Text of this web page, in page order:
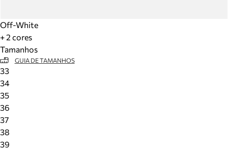
Off-White
+ 2 cores
Tamanhos
GUIA DE TAMANHOS
33
34
35
36
37
38
39